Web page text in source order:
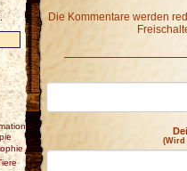
Die Kommentare werden
(Wird